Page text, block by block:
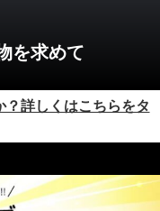
を求めて
詳しくはこちらをタ